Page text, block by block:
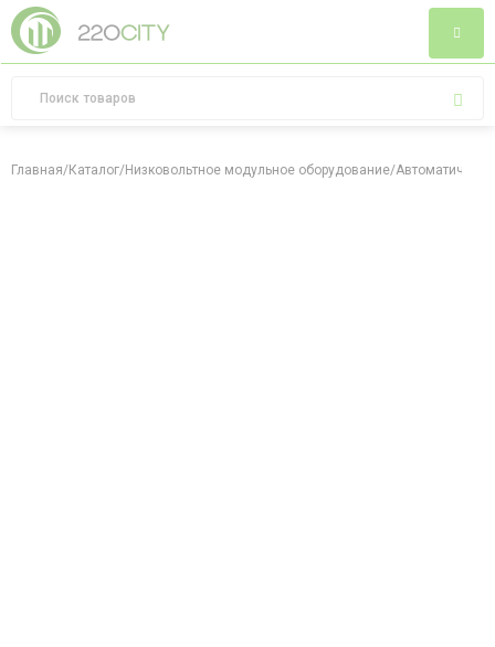
Главная/Каталог/Низковольтное модульное оборудование/